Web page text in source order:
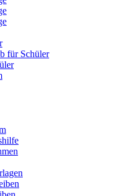
für Schüler